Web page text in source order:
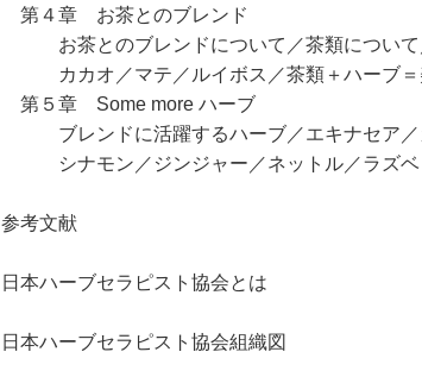
第４章 お茶とのブレンド
お茶とのブレンドについて／茶類について
カカオ／マテ／ルイボス／茶類＋ハーブ＝
第５章 Some more ハーブ
ブレンドに活躍するハーブ／エキナセア／
シナモン／ジンジャー／ネットル／ラズベ
参考文献
日本ハーブセラピスト協会とは
日本ハーブセラピスト協会組織図